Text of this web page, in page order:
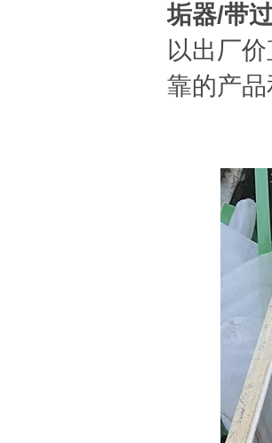
垢器/带
以出厂
靠的产